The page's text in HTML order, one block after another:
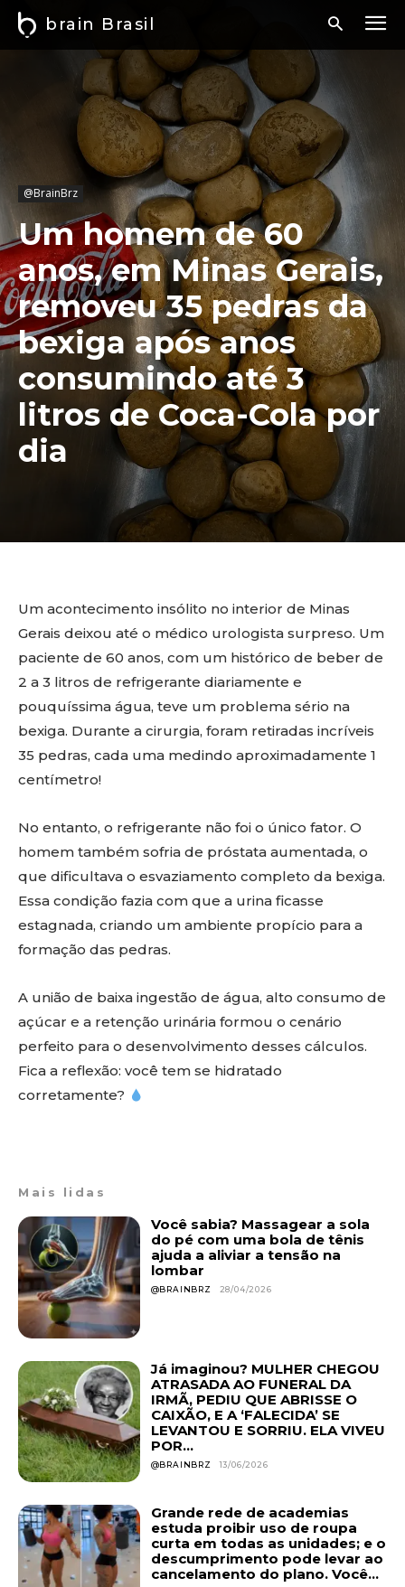
brain Brasil
@BrainBrz
Um homem de 60
anos, em Minas Gerais,
removeu 35 pedras da
bexiga após anos
consumindo até 3
litros de Coca-Cola por
dia
Um acontecimento insólito no interior de Minas
Gerais deixou até o médico urologista surpreso. Um
paciente de 60 anos, com um histórico de beber de
2 a 3 litros de refrigerante diariamente e
pouquíssima água, teve um problema sério na
bexiga. Durante a cirurgia, foram retiradas incríveis
35 pedras, cada uma medindo aproximadamente 1
centímetro!
No entanto, o refrigerante não foi o único fator. O
homem também sofria de próstata aumentada, o
que dificultava o esvaziamento completo da bexiga.
Essa condição fazia com que a urina ficasse
estagnada, criando um ambiente propício para a
formação das pedras.
A união de baixa ingestão de água, alto consumo de
açúcar e a retenção urinária formou o cenário
perfeito para o desenvolvimento desses cálculos.
Fica a reflexão: você tem se hidratado
corretamente?
Mais lidas
Você sabia? Massagear a sola
do pé com uma bola de tênis
ajuda a aliviar a tensão na
lombar
@BRAINBRZ 28/04/2026
Já imaginou? MULHER CHEGOU
ATRASADA AO FUNERAL DA
IRMÃ, PEDIU QUE ABRISSE O
CAIXÃO, E A ‘FALECIDA’ SE
LEVANTOU E SORRIU. ELA VIVEU
POR...
@BRAINBRZ 13/06/2026
Grande rede de academias
estuda proibir uso de roupa
curta em todas as unidades; e o
descumprimento pode levar ao
cancelamento do plano. Você...